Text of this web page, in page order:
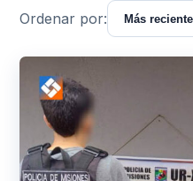
Ordenar por: